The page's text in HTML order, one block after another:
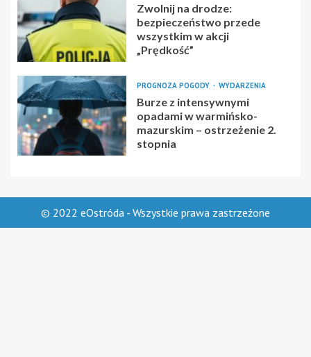
Zwolnij na drodze:
bezpieczeństwo przede
wszystkim w akcji
„Prędkość”
PROGNOZA POGODY WYDARZENIA
Burze z intensywnymi
opadami w warmińsko-
mazurskim – ostrzeżenie 2.
stopnia
© 2022 eOstróda - Wszystkie prawa zastrzeżone